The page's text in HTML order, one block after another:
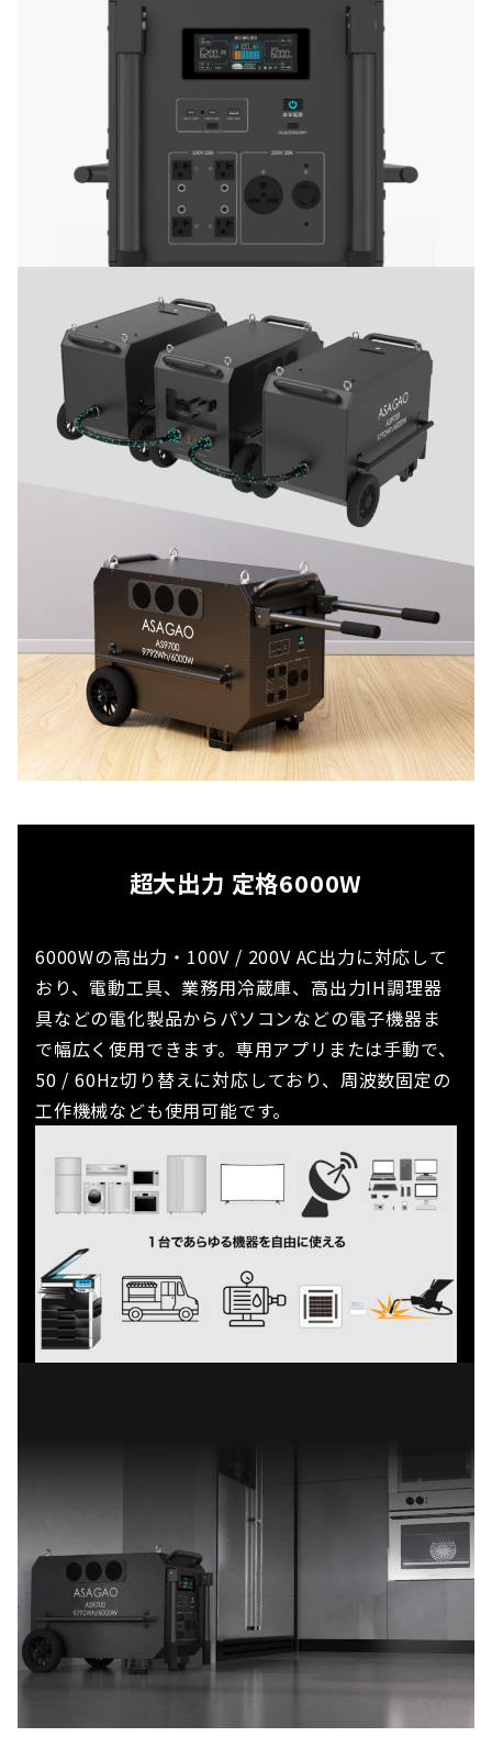
超大出力 定格6000W
6000Wの高出力・100V / 200V AC出力に対応して
おり、電動工具、業務用冷蔵庫、高出力IH調理器
具などの電化製品からパソコンなどの電子機器ま
で幅広く使用できます。専用アプリまたは手動で、
50 / 60Hz切り替えに対応しており、周波数固定の
工作機械なども使用可能です。